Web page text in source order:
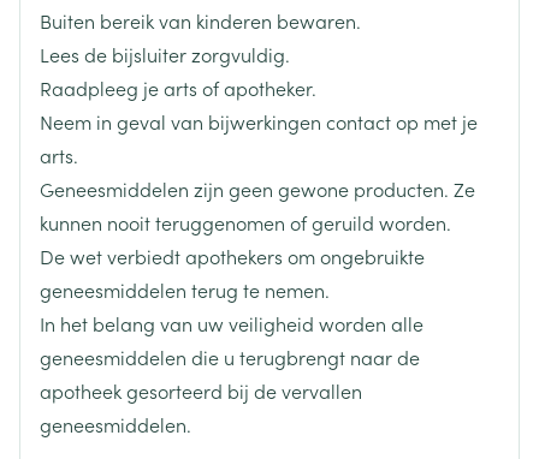
Breedte 17 mm
Lengte 59 mm
Diepte 15 mm
Hoeveelheid
Verpakking
4
Behoud Kamertemperatuur (15°C - 25°C)
Buiten bereik van kinderen bewaren.
Lees de bijsluiter zorgvuldig.
Raadpleeg je arts of apotheker.
Neem in geval van bijwerkingen contact op met je
arts.
Geneesmiddelen zijn geen gewone producten. Ze
kunnen nooit teruggenomen of geruild worden.
De wet verbiedt apothekers om ongebruikte
geneesmiddelen terug te nemen.
In het belang van uw veiligheid worden alle
geneesmiddelen die u terugbrengt naar de
apotheek gesorteerd bij de vervallen
geneesmiddelen.